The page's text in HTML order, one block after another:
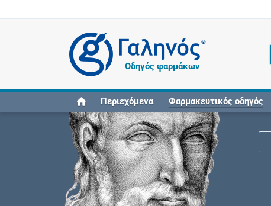
®
Οδηγός φαρμάκων
Περιεχόμενα Φαρμακευτικός οδηγός